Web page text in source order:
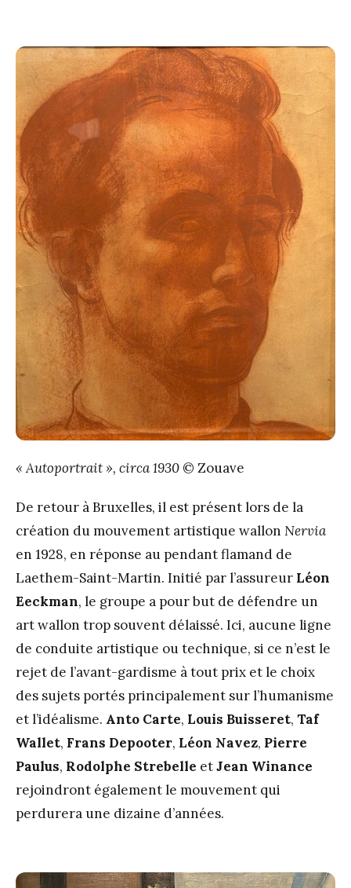
« Autoportrait », circa 1930 © Zouave
De retour à Bruxelles, il est présent lors de la
création du mouvement artistique wallon Nervia
en 1928, en réponse au pendant flamand de
Laethem-Saint-Martin. Initié par l’assureur Léon
Eeckman, le groupe a pour but de défendre un
art wallon trop souvent délaissé. Ici, aucune ligne
de conduite artistique ou technique, si ce n’est le
rejet de l’avant-gardisme à tout prix et le choix
des sujets portés principalement sur l’humanisme
et l’idéalisme. Anto Carte, Louis Buisseret, Taf
Wallet, Frans Depooter, Léon Navez, Pierre
Paulus, Rodolphe Strebelle etJean Winance
rejoindront également le mouvement qui
perdurera une dizaine d’années.